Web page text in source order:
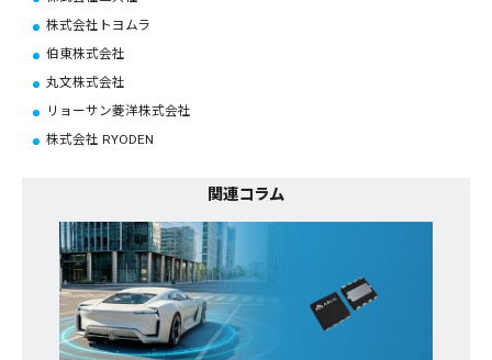
株式会社トヨムラ
伯東株式会社
丸文株式会社
リョーサン菱洋株式会社
株式会社 RYODEN
関連コラム